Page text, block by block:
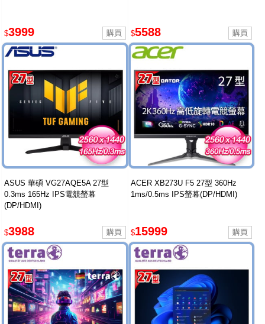
$3999 $5588
ASUS 華碩 VG27AQE5A 27型
0.3ms 165Hz IPS電競螢幕
(DP/HDMI)
$3988
ACER XB273U F5 27型 360Hz
1ms/0.5ms IPS螢幕(DP/HDMI)
$15999